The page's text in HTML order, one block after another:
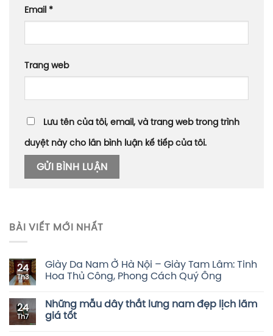
Email *
Trang web
Lưu tên của tôi, email, và trang web trong trình
duyệt này cho lần bình luận kế tiếp của tôi.
BÀI VIẾT MỚI NHẤT
24
Th3
Giày Da Nam Ở Hà Nội – Giày Tam Lâm: Tinh
Hoa Thủ Công, Phong Cách Quý Ông
24
Th7
Những mẫu dây thắt lưng nam đẹp lịch lãm
giá tốt